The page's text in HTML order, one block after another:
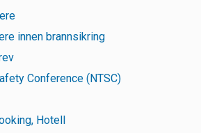
innen brannsikring
Conference (NTSC)
Hotell